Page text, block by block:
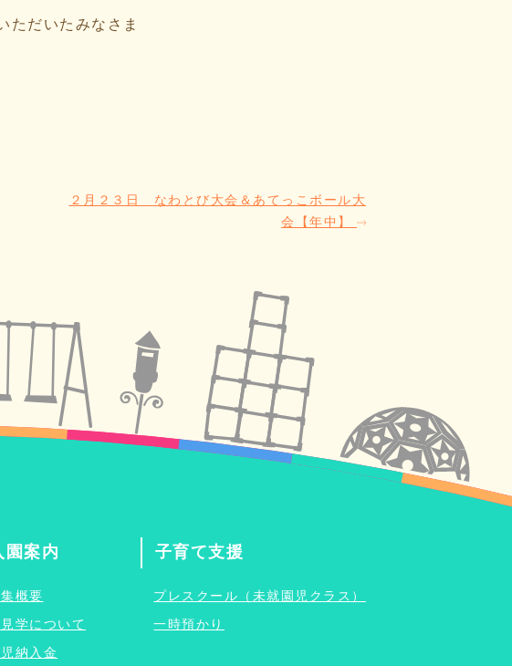
ただいたみなさま
２月２３日 なわとび大会＆あてっこボール大
会【年中】
園案内
概要
見学について
児納入金
子育て支援
プレスクール（未就園児クラス）
一時預かり